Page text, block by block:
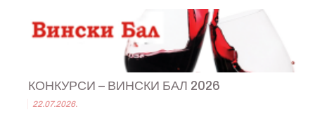
КОНКУРСИ – ВИНСКИ БАЛ 2026
22.07.2026.